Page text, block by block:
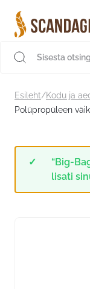
sisu
juurde
Esileht/Kodu ja
Polüpropüleen
“Big-
lisati